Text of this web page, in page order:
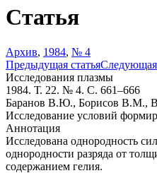
Статья
Архив, 1984, № 4
Предыдущая статьяСледующая
Исследования плазмы
1984. Т. 22. № 4. С. 661–666
Баранов В.Ю., Борисов В.М.,
Исследование условий
Аннотация
Исследована однородность
однородности разряда от
содержанием гелия.